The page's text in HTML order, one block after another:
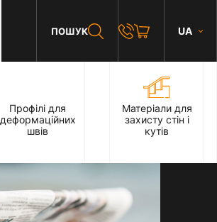
ПОШУК UA
Профілі для
деформаційних
швів
Матеріали для
захисту стін і
кутів